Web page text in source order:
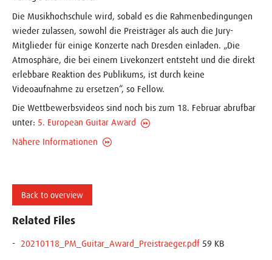
Die Musikhochschule wird, sobald es die Rahmenbedingungen
wieder zulassen, sowohl die Preisträger als auch die Jury-
Mitglieder für einige Konzerte nach Dresden einladen. „Die
Atmosphäre, die bei einem Livekonzert entsteht und die direkt
erlebbare Reaktion des Publikums, ist durch keine
Videoaufnahme zu ersetzen“, so Fellow.
Die Wettbewerbsvideos sind noch bis zum 18. Februar abrufbar
unter: 5. European Guitar Award
Nähere Informationen
Back to overview
Related Files
20210118_PM_Guitar_Award_Preistraeger.pdf 59 KB